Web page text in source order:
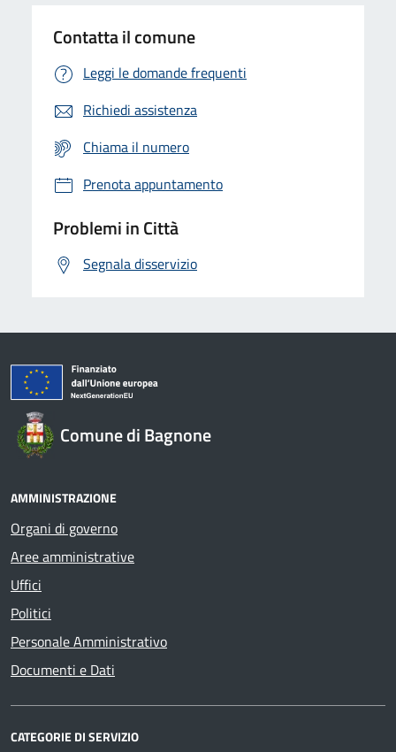
Contatta il comune
Leggi le domande frequenti
Richiedi assistenza
Chiama il numero
Prenota appuntamento
Problemi in Città
Segnala disservizio
Comune di Bagnone
AMMINISTRAZIONE
Organi di governo
Aree amministrative
Uffici
Politici
Personale Amministrativo
Documenti e Dati
CATEGORIE DI SERVIZIO